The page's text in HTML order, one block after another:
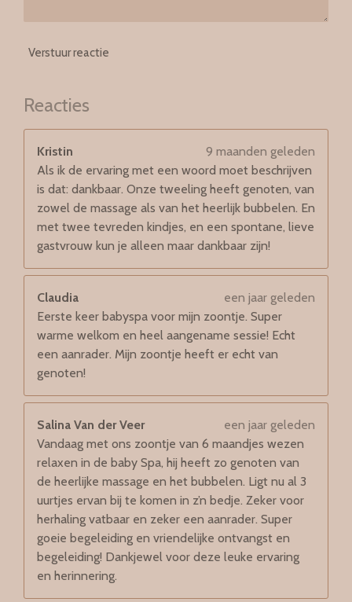
Verstuur reactie
Reacties
Kristin
9 maanden geleden
Als ik de ervaring met een woord moet beschrijven
is dat: dankbaar. Onze tweeling heeft genoten, van
zowel de massage als van het heerlijk bubbelen. En
met twee tevreden kindjes, en een spontane, lieve
gastvrouw kun je alleen maar dankbaar zijn!
Claudia
een jaar geleden
Eerste keer babyspa voor mijn zoontje. Super
warme welkom en heel aangename sessie! Echt
een aanrader. Mijn zoontje heeft er echt van
genoten!
Salina Van der Veer
een jaar geleden
Vandaag met ons zoontje van 6 maandjes wezen
relaxen in de baby Spa, hij heeft zo genoten van
de heerlijke massage en het bubbelen. Ligt nu al 3
uurtjes ervan bij te komen in z’n bedje. Zeker voor
herhaling vatbaar en zeker een aanrader. Super
goeie begeleiding en vriendelijke ontvangst en
begeleiding! Dankjewel voor deze leuke ervaring
en herinnering.